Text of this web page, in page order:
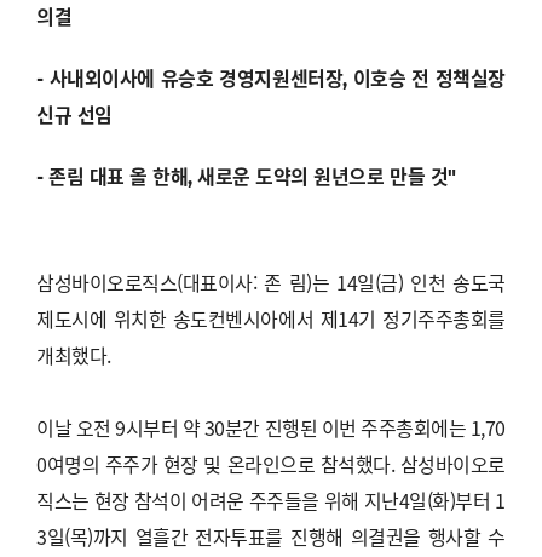
의결
- 사내외이사에 유승호 경영지원센터장, 이호승 전 정책실장
신규 선임
- 존림 대표 올 한해, 새로운 도약의 원년으로 만들 것"
삼성바이오로직스(대표이사: 존 림)는 14일(금) 인천 송도국
제도시에 위치한 송도컨벤시아에서 제14기 정기주주총회를
개최했다.
이날 오전 9시부터 약 30분간 진행된 이번 주주총회에는 1,70
0여명의 주주가 현장 및 온라인으로 참석했다. 삼성바이오로
직스는 현장 참석이 어려운 주주들을 위해 지난4일(화)부터 1
3일(목)까지 열흘간 전자투표를 진행해 의결권을 행사할 수